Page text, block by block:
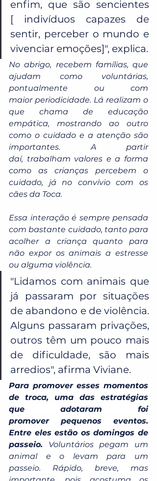
enfim, que são sencientes
[ indivíduos capazes de
sentir, perceber o mundo e
vivenciar emoções]", explica.
No abrigo, recebem famílias, que
ajudam como voluntárias,
pontualmente ou com
maior periodicidade. Lá realizam o
que chama de educação
empática, mostrando ao outro
como o cuidado e a atenção são
importantes. A partir
daí, trabalham valores e a forma
como as crianças percebem o
cuidado, já no convívio com os
cães da Toca.
Essa interação é sempre pensada
com bastante cuidado, tanto para
acolher a criança quanto para
não expor os animais a estresse
ou alguma violência.
"Lidamos com animais que
já passaram por situações
de abandono e de violência.
Alguns passaram privações,
outros têm um pouco mais
de dificuldade, são mais
arredios", afirma Viviane.
Para promover esses momentos
de troca, uma das estratégias
que adotaram foi
promover pequenos eventos.
Entre eles estão os domingos de
passeio. Voluntários pegam um
animal e o levam para um
passeio. Rápido, breve, mas